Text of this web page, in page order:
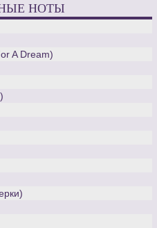
НОТЫ
A Dream)